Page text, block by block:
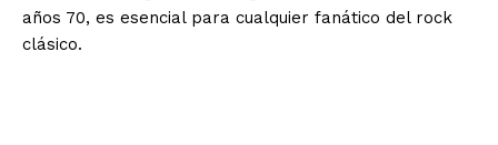
años 70, es esencial para cualquier fanático del rock
clásico.